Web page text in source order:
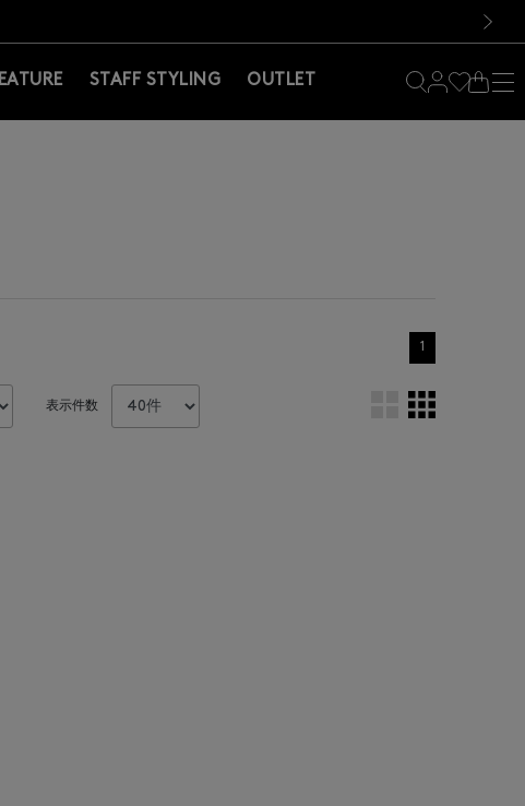
！お買い物の際は会員登録を！
！お買い物の際は会員登録を！
STAFF STYLING OUTLET
1
表示件数